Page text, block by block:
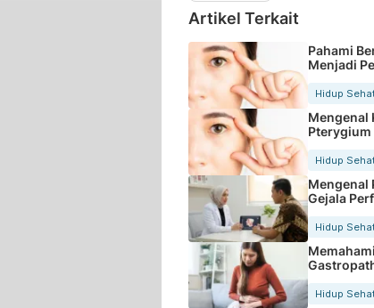
Artikel Terkait
Pahami
Menjadi
Hidup
Mengenal
Hidup
Mengenal
Gejala
Tubuh
Hidup
Rekam
Hidup